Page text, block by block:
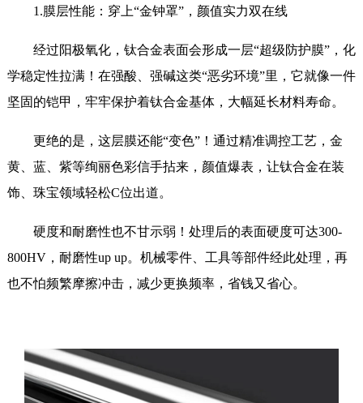
1.膜层性能：穿上“金钟罩”，颜值实力双在线
经过阳极氧化，钛合金表面会形成一层“超级防护膜”，化
学稳定性拉满！在强酸、强碱这类“恶劣环境”里，它就像一件
坚固的铠甲，牢牢保护着钛合金基体，大幅延长材料寿命。
更绝的是，这层膜还能“变色”！通过精准调控工艺，金
黄、蓝、紫等绚丽色彩信手拈来，颜值爆表，让钛合金在装
饰、珠宝领域轻松C位出道。
硬度和耐磨性也不甘示弱！处理后的表面硬度可达300-
800HV，耐磨性up up。机械零件、工具等部件经此处理，再
也不怕频繁摩擦冲击，减少更换频率，省钱又省心。